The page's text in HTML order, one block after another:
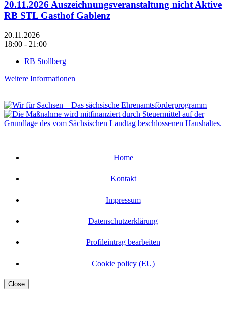
20.11.2026 Auszeichnungsveranstaltung nicht Aktive
RB STL Gasthof Gablenz
20.11.2026
18:00 - 21:00
RB Stollberg
Weitere Informationen
Home
Kontakt
Impressum
Datenschutzerklärung
Profileintrag bearbeiten
Cookie policy (EU)
Close